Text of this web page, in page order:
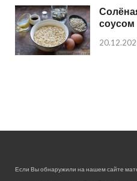
соусом
Если Вы обнаружили на нашем сайте